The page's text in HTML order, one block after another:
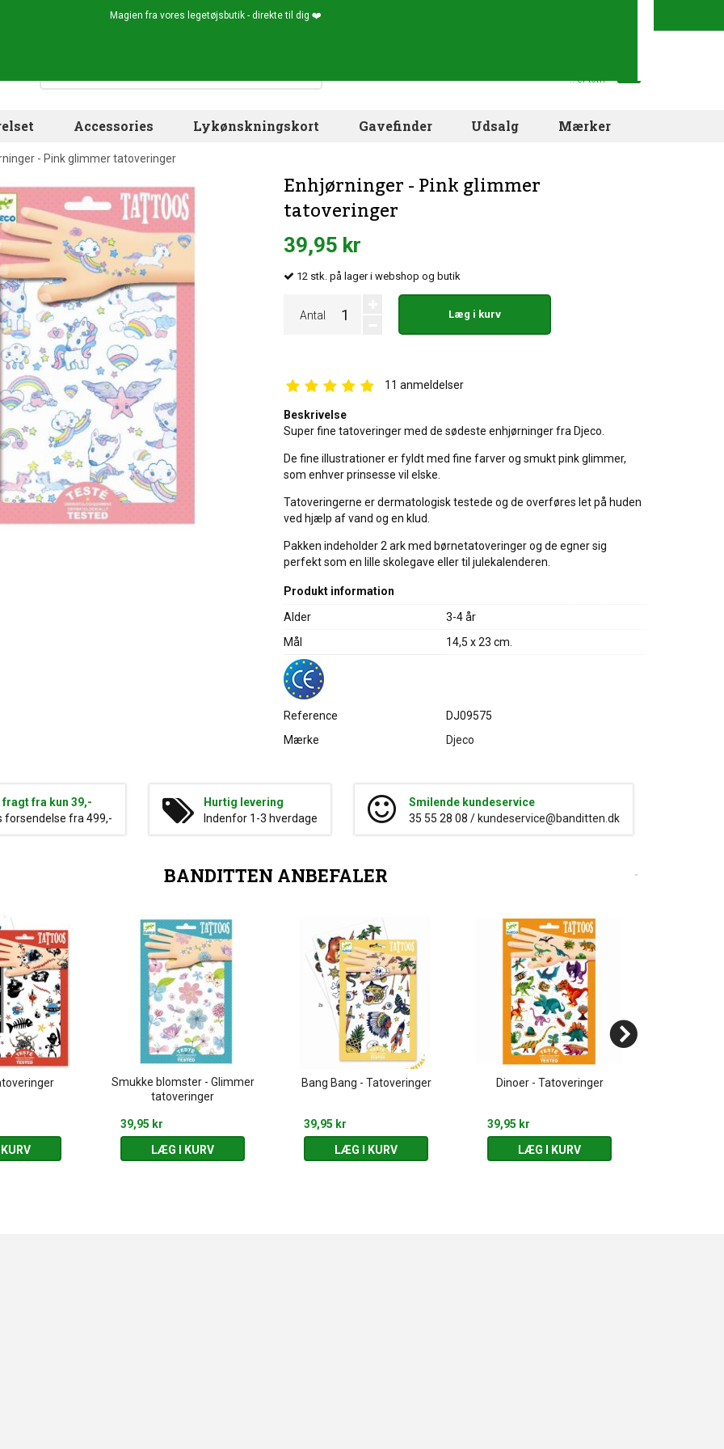
Magien fra vores legetøjsbutik - direkte til dig ❤️
.. er tom
Accessories Lykønskningskort Gavefinder Udsalg Mærker
- Pink glimmer tatoveringer
Enhjørninger - Pink glimmer
tatoveringer
39,95 kr
12 stk. på lager i webshop og butik
Antal Læg i kurv
11 anmeldelser
Beskrivelse
Super fine tatoveringer med de sødeste enhjørninger fra Djeco.
De fine illustrationer er fyldt med fine farver og smukt pink glimmer,
som enhver prinsesse vil elske.
Tatoveringerne er dermatologisk testede og de overføres let på huden
ved hjælp af vand og en klud.
Pakken indeholder 2 ark med børnetatoveringer og de egner sig
perfekt som en lille skolegave eller til julekalenderen.
Produkt information
Alder
3-4 år
Mål
14,5 x 23 cm.
Reference
DJ09575
Mærke
Djeco
fragt fra kun 39,-
forsendelse fra 499,-
Hurtig levering
Indenfor 1-3 hverdage
Smilende kundeservice
35 55 28 08 / kundeservice@banditten.dk
BANDITTEN ANBEFALER
Smukke blomster - Glimmer
tatoveringer
39,95 kr
LÆG I KURV
Bang Bang - Tatoveringer
39,95 kr
LÆG I KURV
Dinoer - Tatoveringer
39,95 kr
LÆG I KURV